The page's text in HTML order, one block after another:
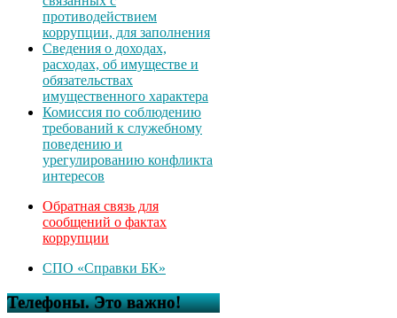
противодействием
коррупции, для заполнения
Сведения о доходах,
расходах, об имуществе и
обязательствах
имущественного характера
Комиссия по соблюдению
требований к служебному
поведению и
урегулированию конфликта
интересов
Обратная связь для
сообщений о фактах
коррупции
СПО «Справки БК»
Телефоны. Это важно!